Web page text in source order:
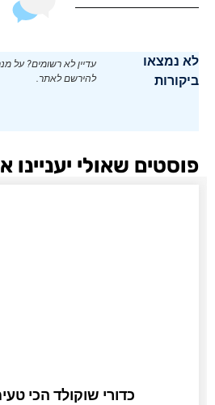
לא נמצאו
ביקורות
עדיין לא רשומים? על
להירשם לאתר.
פוסטים שאולי יעניינו
כדורי שוקולד הכי